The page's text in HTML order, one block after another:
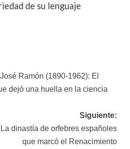
de su lenguaje
Ramón (1890-1962): El
dejó una huella en la ciencia
Siguiente:
dinastía de orfebres españoles
que marcó el Renacimiento